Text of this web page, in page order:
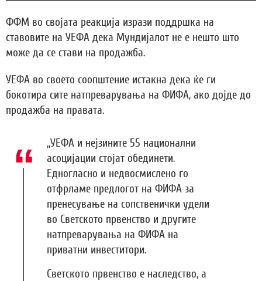
ФФМ во својата реакција изрази поддршка на
ставовите на УЕФА дека Мундијалот не е нешто што
може да се стави на продажба.
УЕФА во своето соопштение истакна дека ќе ги
бокотира сите натпреварувања на ФИФА, ако дојде до
продажба на правата.
„УЕФА и нејзините 55 национални
асоцијации стојат обединети.
Едногласно и недвосмислено го
отфрламе предлогот на ФИФА за
пренесување на сопственички удели
во Светското првенство и другите
натпреварувања на ФИФА на
приватни инвеститори.
Светското првенство е наследство, а